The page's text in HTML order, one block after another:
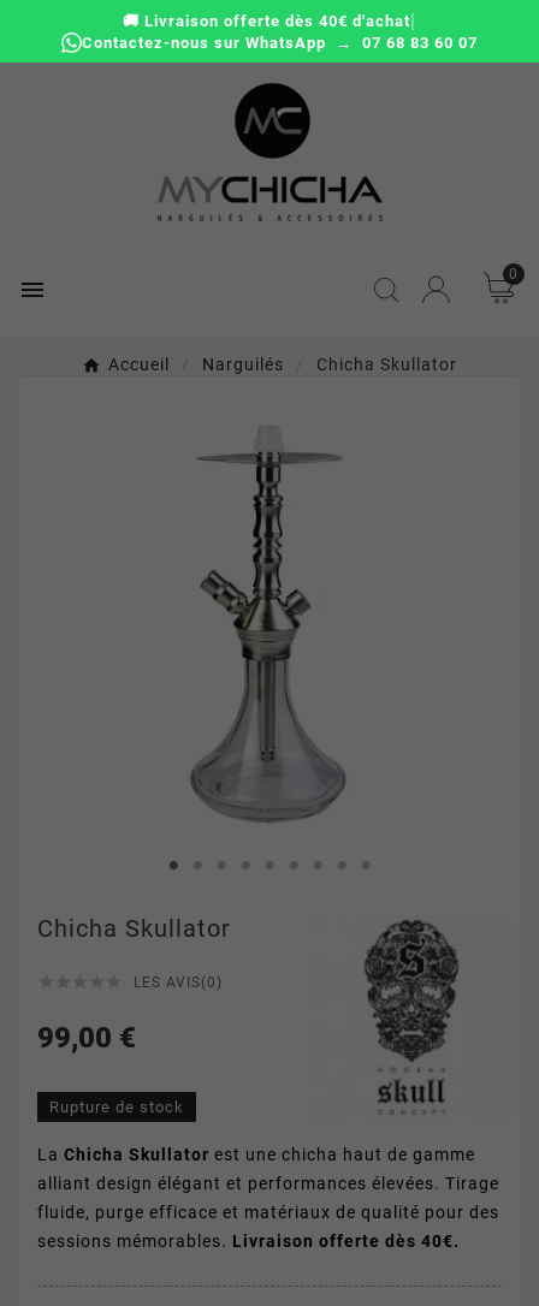
🚚 Livraison offerte dès 40€ d'achat|
Contactez-nous sur WhatsApp → 07 68 83 60 07

0
Accueil Narguilés Chicha Skullator
Chicha Skullator
LES AVIS(0)
99,00 €
Rupture de stock
La Chicha Skullator est une chicha haut de gamme
alliant design élégant et performances élevées. Tirage
fluide, purge efficace et matériaux de qualité pour des
sessions mémorables. Livraison offerte dès 40€.